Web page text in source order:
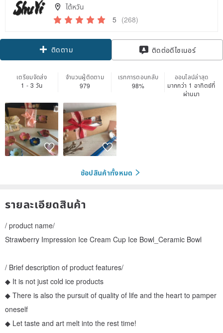
ไต้หวัน
5 (268)
ติดตาม ติดต่อดีไซเนอร์
เตรียมจัดส่ง
1 - 3 วัน
จำนวนผู้ติดตาม
979
เรทการตอบกลับ
98%
ออนไลน์ล่าสุด
มากกว่า 1 อาทิตย์ที่
ผ่านมา
ช้อปสินค้าทั้งหมด
รายละเอียดสินค้า
/ product name/
Strawberry Impression Ice Cream Cup Ice Bowl_Ceramic Bowl
/ Brief description of product features/
◆ It is not just cold ice products
◆ There is also the pursuit of quality of life and the heart to pamper
oneself
◆ Let taste and art melt into the rest time!